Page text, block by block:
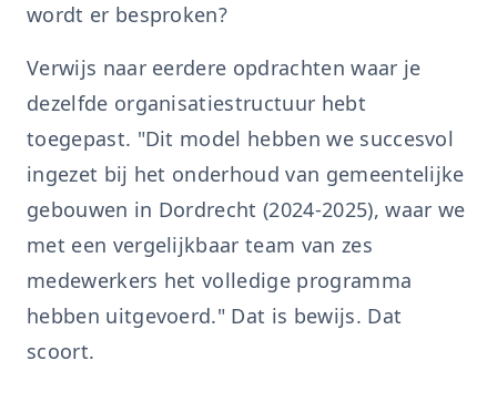
wordt er besproken?
Verwijs naar eerdere opdrachten waar je
dezelfde organisatiestructuur hebt
toegepast. "Dit model hebben we succesvol
ingezet bij het onderhoud van gemeentelijke
gebouwen in Dordrecht (2024-2025), waar we
met een vergelijkbaar team van zes
medewerkers het volledige programma
hebben uitgevoerd." Dat is bewijs. Dat
scoort.